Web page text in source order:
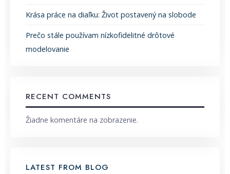
Krása práce na diaľku: Život postavený na slobode
Prečo stále používam nízkofidelitné drôtové
modelovanie
RECENT COMMENTS
Žiadne komentáre na zobrazenie.
LATEST FROM BLOG